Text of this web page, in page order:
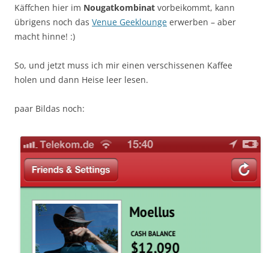
Käffchen hier im Nougatkombinat vorbeikommt, kann
übrigens noch das Venue Geeklounge erwerben – aber
macht hinne! :)
So, und jetzt muss ich mir einen verschissenen Kaffee
holen und dann Heise leer lesen.
paar Bildas noch: